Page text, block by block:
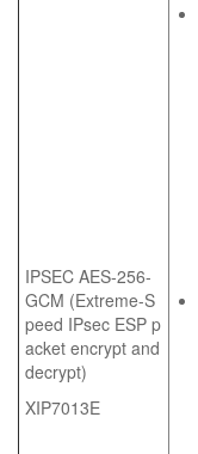
IPSEC AES-256-
GCM (Extreme-S
peed IPsec ESP p
acket encrypt and
decrypt)
XIP7013E